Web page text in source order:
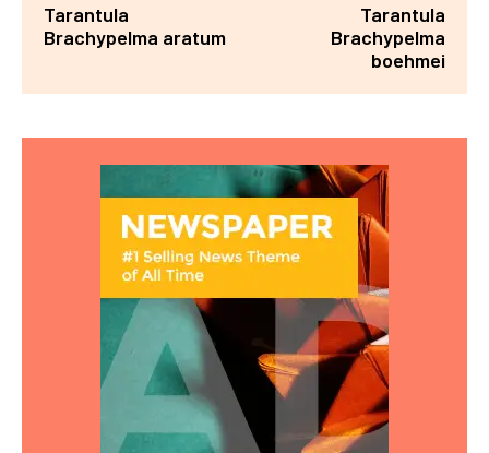
Tarantula
Brachypelma aratum
Tarantula
Brachypelma
boehmei